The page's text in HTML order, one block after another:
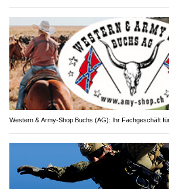
Western & Army-Shop Buchs (AG): Ihr Fachgeschäft